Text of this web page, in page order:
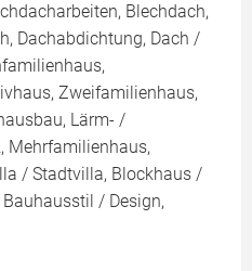
Blechdach,
Dachabdichtung, Dach /
Zweifamilienhaus,
Lärm- /
Mehrfamilienhaus,
/ Stadtvilla, Blockhaus /
/ Design,